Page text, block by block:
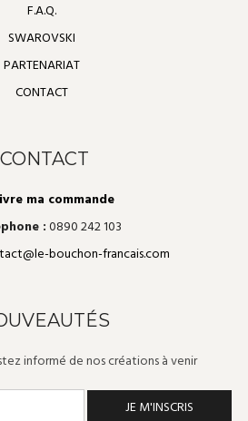
F.A.Q.
SWAROVSKI
PARTENARIAT
CONTACT
CONTACT
ma commande
:0890 242 103
bouchon-francais.com
informé de nos créations à venir